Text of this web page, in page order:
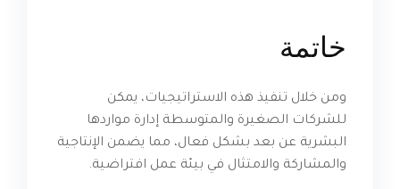
خاتمة
ومن خلال تنفيذ هذه الاستراتيجيات، يمكن
للشركات الصغيرة والمتوسطة إدارة مواردها
البشرية عن بعد بشكل فعال، مما يضمن الإنتاجية
والمشاركة والامتثال في بيئة عمل افتراضية.